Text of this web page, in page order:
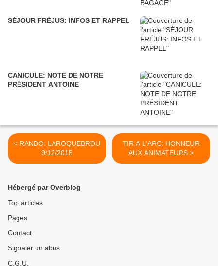
SÉJOUR FRÉJUS: INFOS ET RAPPEL
CANICULE: NOTE DE NOTRE
PRÉSIDENT ANTOINE
< RANDO: LAROQUEBROU
9/12/2015
TIR A L'ARC: HONNEUR
AUX ANIMATEURS >
Hébergé par Overblog
Top articles
Pages
Contact
Signaler un abus
C.G.U.